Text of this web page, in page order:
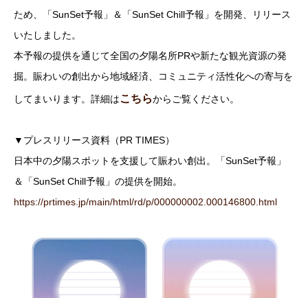
ため、「SunSet予報」＆「SunSet Chill予報」を開発、リリース
いたしました。
本予報の提供を通じて全国の夕陽名所PRや新たな観光資源の発
掘。賑わいの創出から地域経済、コミュニティ活性化への寄与を
してまいります。詳細はこちらからご覧ください。
▼プレスリリース資料（PR TIMES）
日本中の夕陽スポットを支援して賑わい創出。「SunSet予報」
＆「SunSet Chill予報」の提供を開始。
https://prtimes.jp/main/html/rd/p/000000002.000146800.html